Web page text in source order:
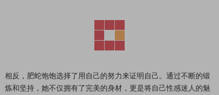
相反，肥蛇饱饱选择了用自己的努力来证明自己。通过不断的锻
炼和坚持，她不仅拥有了完美的身材，更是将自己性感迷人的魅